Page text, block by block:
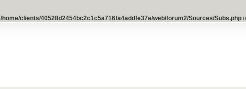
/home/clients/40528d2454bc2c1c5a716fa4addfe37e/web/forum2/Sources/Subs.php